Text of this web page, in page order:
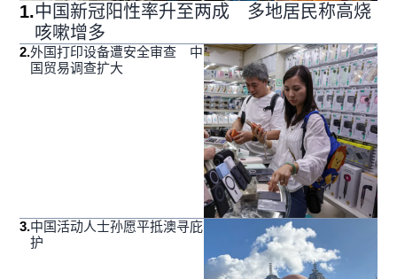
1.中国新冠阳性率升至两成 多地居民称高烧
咳嗽增多
2.外国打印设备遭安全审查 中
国贸易调查扩大
3.中国活动人士孙愿平抵澳寻庇
护